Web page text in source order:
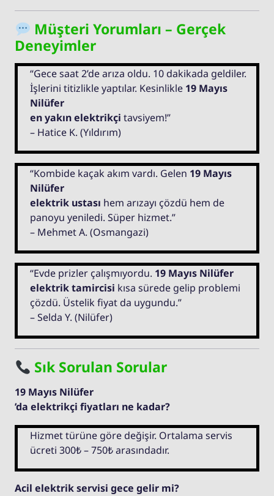
Müşteri Yorumları – Gerçek
Deneyimler
“Gece saat 2’de arıza oldu. 10 dakikada geldiler.
İşlerini titizlikle yaptılar. Kesinlikle 19 Mayıs
Nilüfer
en yakın elektrikçi tavsiyem!”
– Hatice K. (Yıldırım)
“Kombide kaçak akım vardı. Gelen 19 Mayıs
Nilüfer
elektrik ustası hem arızayı çözdü hem de
panoyu yeniledi. Süper hizmet.”
– Mehmet A. (Osmangazi)
“Evde prizler çalışmıyordu. 19 Mayıs Nilüfer
elektrik tamircisi kısa sürede gelip problemi
çözdü. Üstelik fiyat da uygundu.”
– Selda Y. (Nilüfer)
Sık Sorulan Sorular
19 Mayıs Nilüfer
’da elektrikçi fiyatları ne kadar?
Hizmet türüne göre değişir. Ortalama servis
ücreti 300₺ – 750₺ arasındadır.
Acil elektrik servisi gece gelir mi?